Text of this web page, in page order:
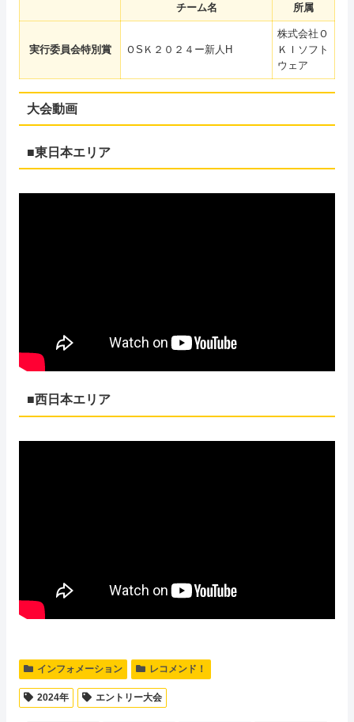
チーム名 所属
実行委員会特別賞 ＯSＫ２０２４ー新人H
株式会社Ｏ
ＫＩソフト
ウェア
大会動画
■東日本エリア
■西日本エリア
インフォメーション レコメンド！
2024年 エントリー大会